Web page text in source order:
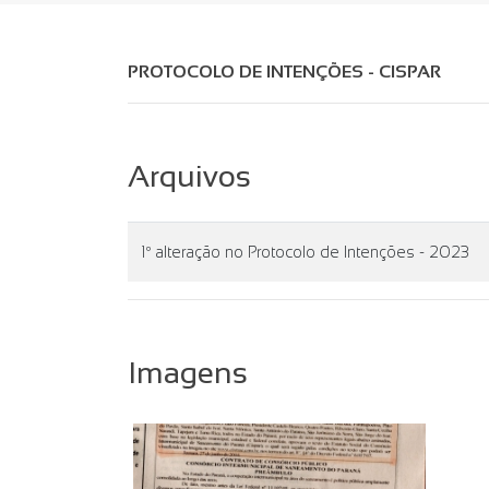
PROTOCOLO DE INTENÇÕES - CISPAR
Arquivos
1º alteração no Protocolo de Intenções - 2023
Imagens